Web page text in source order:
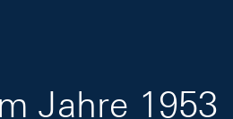
Jahre 1953